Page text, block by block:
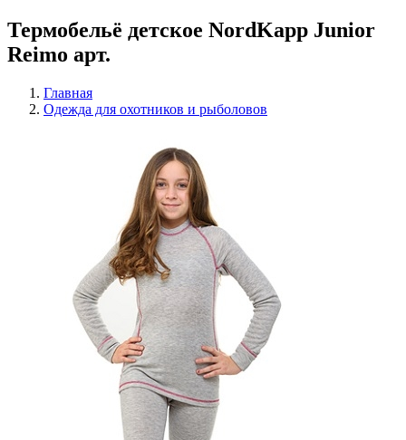
Термобельё детское NordKapp Junior
Reimo арт.
Главная
Одежда для охотников и рыболовов